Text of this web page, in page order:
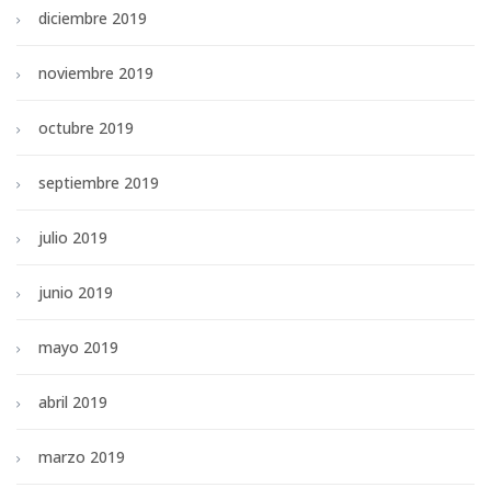
diciembre 2019
noviembre 2019
octubre 2019
septiembre 2019
julio 2019
junio 2019
mayo 2019
abril 2019
marzo 2019